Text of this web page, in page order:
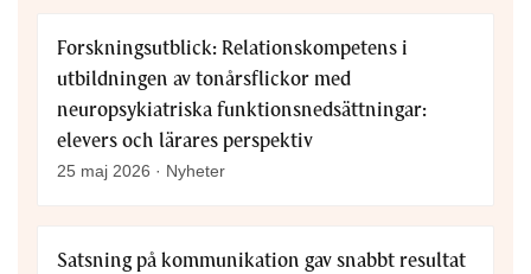
Forskningsutblick: Relationskompetens i
utbildningen av tonårsflickor med
neuropsykiatriska funktionsnedsättningar:
elevers och lärares perspektiv
25 maj 2026 · Nyheter
Satsning på kommunikation gav snabbt resultat